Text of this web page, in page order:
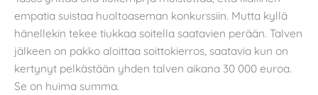
empatia suistaa huoltoaseman konkurssiin. Mutta kyllä
hänellekin tekee tiukkaa soitella saatavien perään. Talven
jälkeen on pakko aloittaa soittokierros, saatavia kun on
kertynyt pelkästään yhden talven aikana 30 000 euroa.
Se on huima summa.